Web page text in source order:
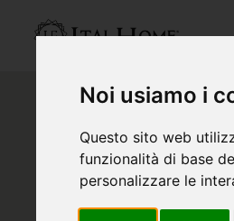
Noi usiamo i
Questo sito web
funzionalità di base
personalizzare le